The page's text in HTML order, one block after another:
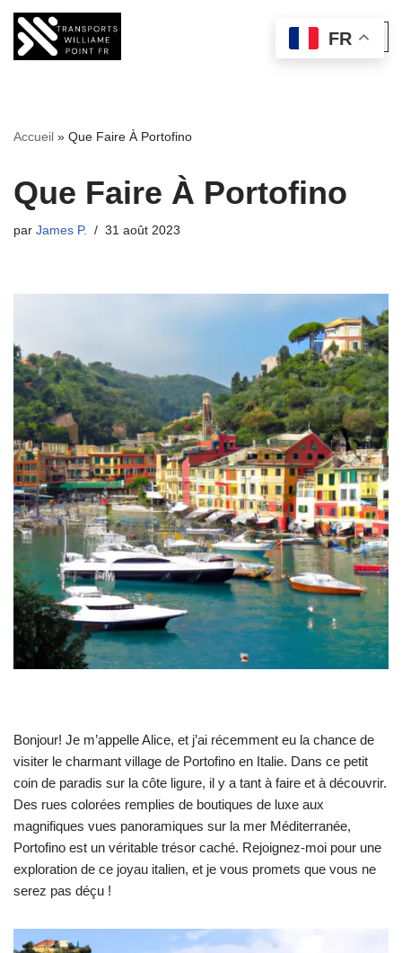
Aller
Accueil » Que Faire À Portofino
Que Faire À Portofino
par James P. 31 août 2023
Bonjour! Je m’appelle Alice, et j’ai récemment eu la chance de
visiter le charmant village de Portofino en Italie. Dans ce petit
coin de paradis sur la côte ligure, il y a tant à faire et à découvrir.
Des rues colorées remplies de boutiques de luxe aux
magnifiques vues panoramiques sur la mer Méditerranée,
Portofino est un véritable trésor caché. Rejoignez-moi pour une
exploration de ce joyau italien, et je vous promets que vous ne
serez pas déçu !
FR